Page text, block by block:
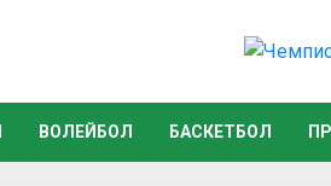
ВОЛЕЙБОЛ БАСКЕТБОЛ